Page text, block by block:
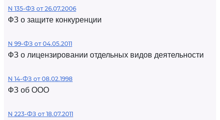
N 135-ФЗ от 26.07.2006
ФЗ о защите конкуренции
N 99-ФЗ от 04.05.2011
ФЗ о лицензировании отдельных видов деятельности
N 14-ФЗ от 08.02.1998
ФЗ об ООО
N 223-ФЗ от 18.07.2011